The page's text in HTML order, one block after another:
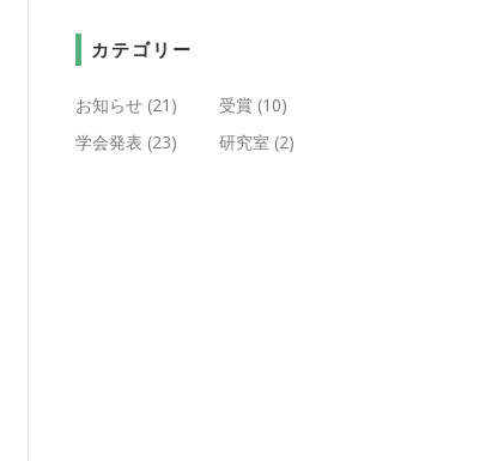
カテゴリー
お知らせ (21) 受賞 (10)
学会発表 (23) 研究室 (2)